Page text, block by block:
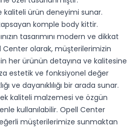
ürün deneyimi sunar.
komple body kittir.
tasarımını modern ve dikkat
olarak, müşterilerimizin
her ürünün detayına ve kalitesine
estetik ve fonksiyonel değer
ve dayanıklılığı bir arada sunar.
kaliteli malzemesi ve özgün
kullanılabilir. Opell Center
müşterilerimize sunmaktan